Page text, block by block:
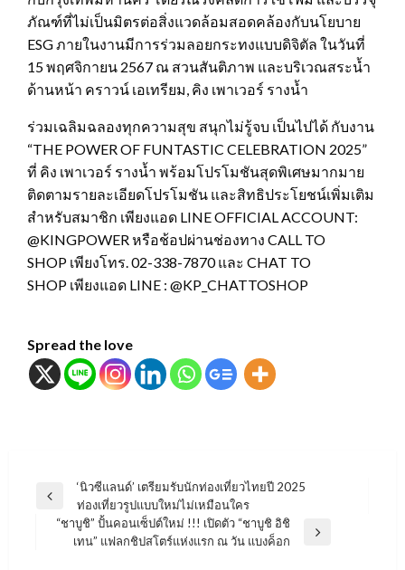
ภัณฑ์ที่ไม่เป็นมิตรต่อสิ่งแวดล้อมสอดคล้องกับนโยบาย
ESG ภายในงานมีการร่วมลอยกระทงแบบดิจิตัล ในวันที่
15 พฤศจิกายน 2567 ณ สวนสันติภาพ และบริเวณสระน้ำ
ด้านหน้า คราวน์ เอเทรียม, คิง เพาเวอร์ รางน้ำ
ร่วมเฉลิมฉลองทุกความสุข สนุกไม่รู้จบ เป็นไปได้ กับงาน
“THE POWER OF FUNTASTIC CELEBRATION 2025”
ที่ คิง เพาเวอร์ รางน้ำ พร้อมโปรโมชันสุดพิเศษมากมาย
ติดตามรายละเอียดโปรโมชัน และสิทธิประโยชน์เพิ่มเติม
สำหรับสมาชิก เพียงแอด LINE OFFICIAL ACCOUNT:
@KINGPOWER หรือช้อปผ่านช่องทาง CALL TO
SHOP เพียงโทร. 02-338-7870 และ CHAT TO
SHOP เพียงแอด LINE : @KP_CHATTOSHOP
Spread the love
แนะแนว
เรื่อง
Previous
Post
‘นิวซีแลนด์’ เตรียมรับนักท่องเที่ยวไทยปี 2025
ท่องเที่ยวรูปแบบใหม่ไม่เหมือนใคร
Next
“ชาบูชิ” ปั้นคอนเซ็ปต์ใหม่ !!! เปิดตัว “ชาบูชิ อิชิ
เทน” แฟลกชิปสโตร์แห่งแรก ณ วัน แบงค็อก